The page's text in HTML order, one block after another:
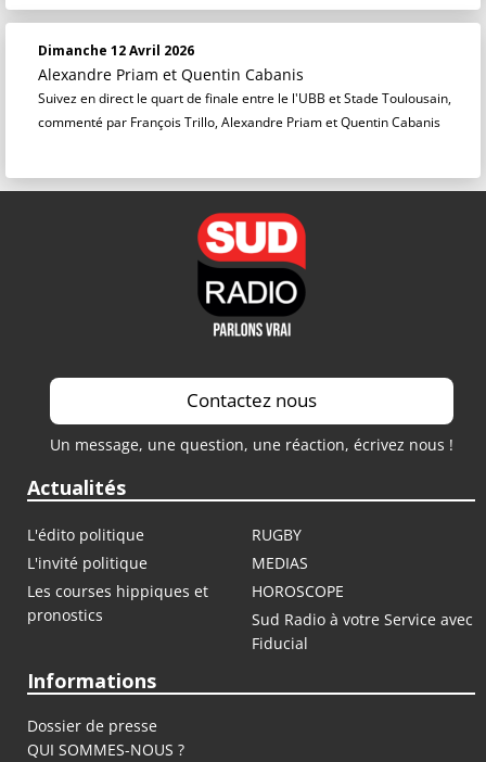
Dimanche 12 Avril 2026
Alexandre Priam et Quentin Cabanis
Suivez en direct le quart de finale entre le l'UBB et Stade Toulousain,
commenté par François Trillo, Alexandre Priam et Quentin Cabanis
Contactez nous
Un message, une question, une réaction, écrivez nous !
Actualités
L'édito politique
RUGBY
L'invité politique
MEDIAS
Les courses hippiques et
pronostics
HOROSCOPE
Sud Radio à votre Service avec
Fiducial
Informations
Dossier de presse
QUI SOMMES-NOUS ?